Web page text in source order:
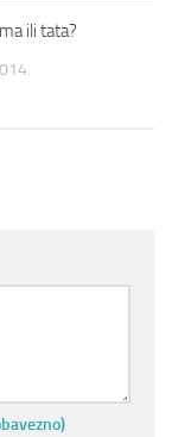
ili tata?